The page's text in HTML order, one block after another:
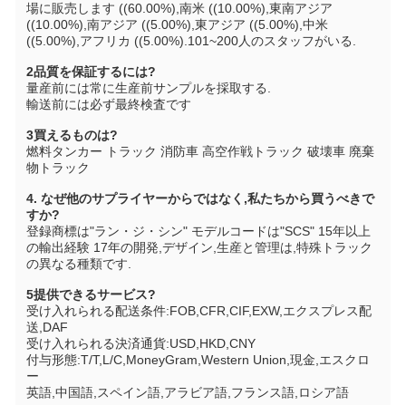
場に販売します ((60.00%),南米 ((10.00%),東南アジア
((10.00%),南アジア ((5.00%),東アジア ((5.00%),中米
((5.00%),アフリカ ((5.00%).101~200人のスタッフがいる.
2品質を保証するには?
量産前には常に生産前サンプルを採取する.
輸送前には必ず最終検査です
3買えるものは?
燃料タンカー トラック 消防車 高空作戦トラック 破壊車 廃棄
物トラック
4. なぜ他のサプライヤーからではなく,私たちから買うべきで
すか?
登録商標は"ラン・ジ・シン" モデルコードは"SCS" 15年以上
の輸出経験 17年の開発,デザイン,生産と管理は,特殊トラック
の異なる種類です.
5提供できるサービス?
受け入れられる配送条件:FOB,CFR,CIF,EXW,エクスプレス配
送,DAF
受け入れられる決済通貨:USD,HKD,CNY
付与形態:T/T,L/C,MoneyGram,Western Union,現金,エスクロ
ー
英語,中国語,スペイン語,アラビア語,フランス語,ロシア語